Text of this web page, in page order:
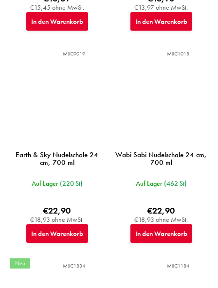
€15,45 ohne MwSt.
In den Warenkorb
€13,97 ohne MwSt.
In den Warenkorb
Earth & Sky Nudelschale 24
cm, 700 ml
Auf Lager (220 St)
€18,93 ohne MwSt.
€22,90
In den Warenkorb
MIJC9019
Wabi Sabi Nudelschale 24 cm,
700 ml
Auf Lager (462 St)
€18,93 ohne MwSt.
€22,90
In den Warenkorb
MIJC1018
Neu MIJC1834 MIJC1184